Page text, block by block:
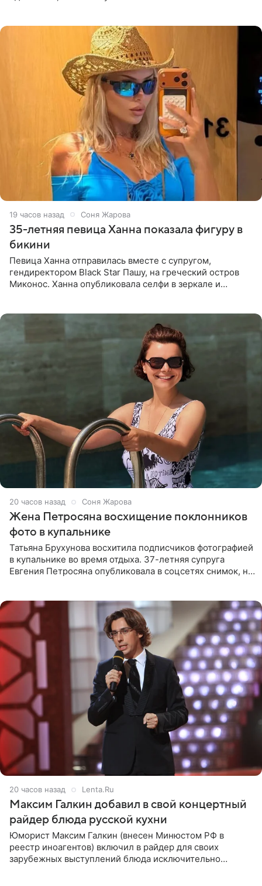
19 часов назад Соня Жарова
35-летняя певица Ханна показала фигуру в
бикини
Певица Ханна отправилась вместе с супругом,
гендиректором Black Star Пашу, на греческий остров
Миконос. Ханна опубликовала селфи в зеркале и
20 часов назад Соня Жарова
Жена Петросяна восхищение поклонников
фото в купальнике
Татьяна Брухунова восхитила подписчиков фотографией
в купальнике во время отдыха. 37-летняя супруга
Евгения Петросяна опубликовала в соцсетях снимок, на
20 часов назад Lenta.Ru
Максим Галкин добавил в свой концертный
райдер блюда русской кухни
Юморист Максим Галкин (внесен Минюстом РФ в
реестр иноагентов) включил в райдер для своих
зарубежных выступлений блюда исключительно